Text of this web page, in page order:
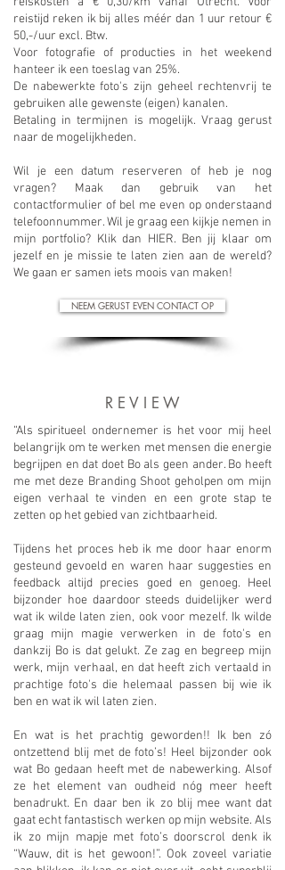
reistijd reken ik bij alles méér dan 1 uur retour €
50,-/uur excl. Btw.
Voor fotografie of producties in het weekend
hanteer ik een toeslag van 25%.
De nabewerkte foto's zijn geheel rechtenvrij te
gebruiken alle gewenste (eigen) kanalen.
Betaling in termijnen is mogelijk. Vraag gerust
naar de mogelijkheden.
Wil je een datum reserveren of heb je nog
vragen? Maak dan gebruik van het
contactformulier of bel me even op onderstaand
telefoonnummer. Wil je graag een kijkje nemen in
mijn portfolio? Klik dan HIER. Ben jij klaar om
jezelf en je missie te laten zien aan de wereld?
We gaan er samen iets moois van maken!
NEEM GERUST EVEN CONTACT OP
R E V I E W
“Als spiritueel ondernemer is het voor mij heel
belangrijk om te werken met mensen die energie
begrijpen en dat doet Bo als geen ander. Bo heeft
me met deze Branding Shoot geholpen om mijn
eigen verhaal te vinden en een grote stap te
zetten op het gebied van zichtbaarheid.
Tijdens het proces heb ik me door haar enorm
gesteund gevoeld en waren haar suggesties en
feedback altijd precies goed en genoeg. Heel
bijzonder hoe daardoor steeds duidelijker werd
wat ik wilde laten zien, ook voor mezelf. Ik wilde
graag mijn magie verwerken in de foto's en
dankzij Bo is dat gelukt. Ze zag en begreep mijn
werk, mijn verhaal, en dat heeft zich vertaald in
prachtige foto's die helemaal passen bij wie ik
ben en wat ik wil laten zien.
En wat is het prachtig geworden!! Ik ben zó
ontzettend blij met de foto’s! Heel bijzonder ook
wat Bo gedaan heeft met de nabewerking. Alsof
ze het element van oudheid nóg meer heeft
benadrukt. En daar ben ik zo blij mee want dat
gaat echt fantastisch werken op mijn website. Als
ik zo mijn mapje met foto’s doorscrol denk ik
“Wauw, dit is het gewoon!”. Ook zoveel variatie